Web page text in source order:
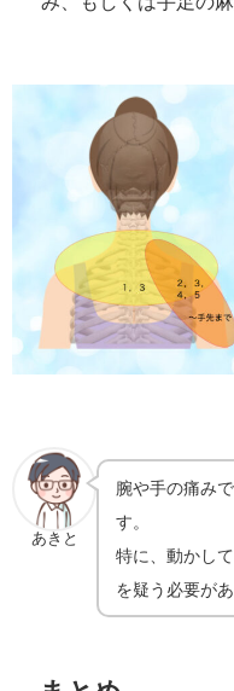
あきと
腕や手の痛み
す。
特に、動かし
を疑う必要が